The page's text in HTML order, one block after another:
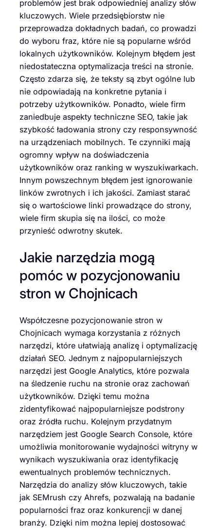
problemów jest brak odpowiedniej analizy słów
kluczowych. Wiele przedsiębiorstw nie
przeprowadza dokładnych badań, co prowadzi
do wyboru fraz, które nie są popularne wśród
lokalnych użytkowników. Kolejnym błędem jest
niedostateczna optymalizacja treści na stronie.
Często zdarza się, że teksty są zbyt ogólne lub
nie odpowiadają na konkretne pytania i
potrzeby użytkowników. Ponadto, wiele firm
zaniedbuje aspekty techniczne SEO, takie jak
szybkość ładowania strony czy responsywność
na urządzeniach mobilnych. Te czynniki mają
ogromny wpływ na doświadczenia
użytkowników oraz ranking w wyszukiwarkach.
Innym powszechnym błędem jest ignorowanie
linków zwrotnych i ich jakości. Zamiast starać
się o wartościowe linki prowadzące do strony,
wiele firm skupia się na ilości, co może
przynieść odwrotny skutek.
Jakie narzędzia mogą
pomóc w pozycjonowaniu
stron w Chojnicach
Współczesne pozycjonowanie stron w
Chojnicach wymaga korzystania z różnych
narzędzi, które ułatwiają analizę i optymalizację
działań SEO. Jednym z najpopularniejszych
narzędzi jest Google Analytics, które pozwala
na śledzenie ruchu na stronie oraz zachowań
użytkowników. Dzięki temu można
zidentyfikować najpopularniejsze podstrony
oraz źródła ruchu. Kolejnym przydatnym
narzędziem jest Google Search Console, które
umożliwia monitorowanie wydajności witryny w
wynikach wyszukiwania oraz identyfikację
ewentualnych problemów technicznych.
Narzędzia do analizy słów kluczowych, takie
jak SEMrush czy Ahrefs, pozwalają na badanie
popularności fraz oraz konkurencji w danej
branży. Dzięki nim można lepiej dostosować